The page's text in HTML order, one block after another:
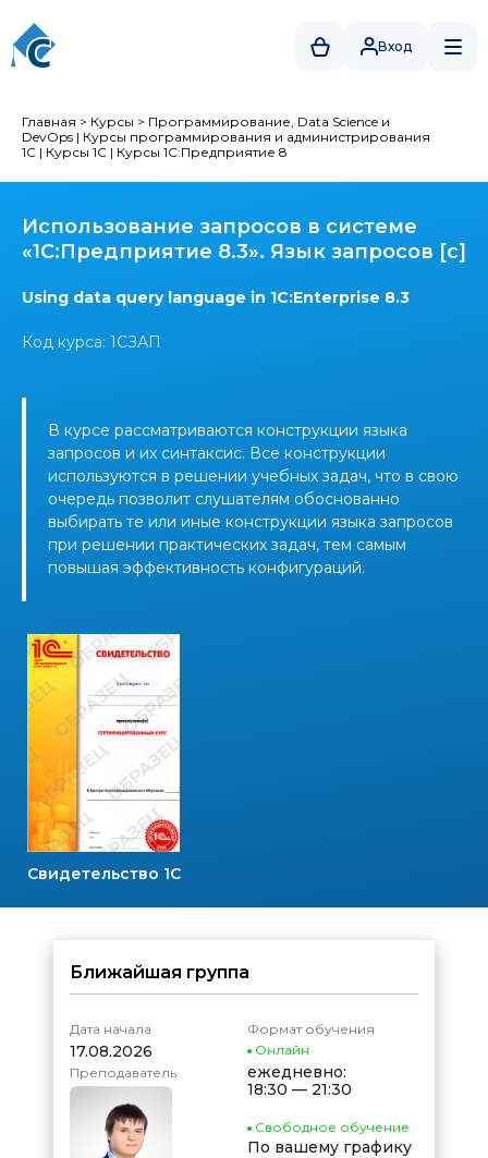
Вход
Главная > Курсы > Программирование, Data Science и
DevOps | Курсы программирования и администрирования
1С | Курсы 1С | Курсы 1С:Предприятие 8
Использование запросов в системе
«1С:Предприятие 8.3». Язык запросов [c]
Using data query language in 1C:Enterprise 8.3
Код курса: 1СЗАП
В курсе рассматриваются конструкции языка
запросов и их синтаксис. Все конструкции
используются в решении учебных задач, что в свою
очередь позволит слушателям обоснованно
выбирать те или иные конструкции языка запросов
при решении практических задач, тем самым
повышая эффективность конфигураций.
Свидетельство 1С
Ближайшая группа
Дата начала
17.08.2026
Преподаватель
Формат обучения
Онлайн
ежедневно:
18:30 — 21:30
Свободное обучение
По вашему графику